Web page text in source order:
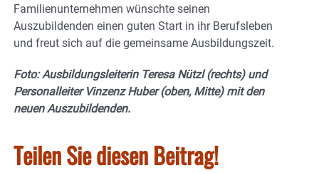
Familienunternehmen wünschte seinen
Auszubildenden einen guten Start in ihr Berufsleben
und freut sich auf die gemeinsame Ausbildungszeit.
Foto: Ausbildungsleiterin Teresa Nützl (rechts) und
Personalleiter Vinzenz Huber (oben, Mitte) mit den
neuen Auszubildenden.
Teilen Sie diesen Beitrag!